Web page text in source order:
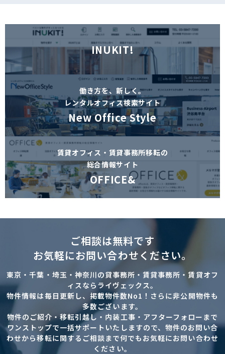
INUKIT!
働き方を、新しく。
レンタルオフィス検索サイト
New Office Style
賃貸オフィス・賃貸事務所移転の
総合情報サイト
OFFICE&
ご相談は無料です
お気軽にお問い合わせください。
東京・千葉・埼玉・神奈川の貸事務所・賃貸事務所・賃貸オフ
ィスならライヴェックス。
物件情報は毎日更新し、掲載物件数No1！さらに非公開物件も
多数ございます。
物件のご紹介・移転引越し・内装工事・アフターフォローまで
ワンストップで一括サポートいたしますので、物件のお問い合
わせから移転に関するご相談まで何でもお気軽にお問い合わせ
ください。